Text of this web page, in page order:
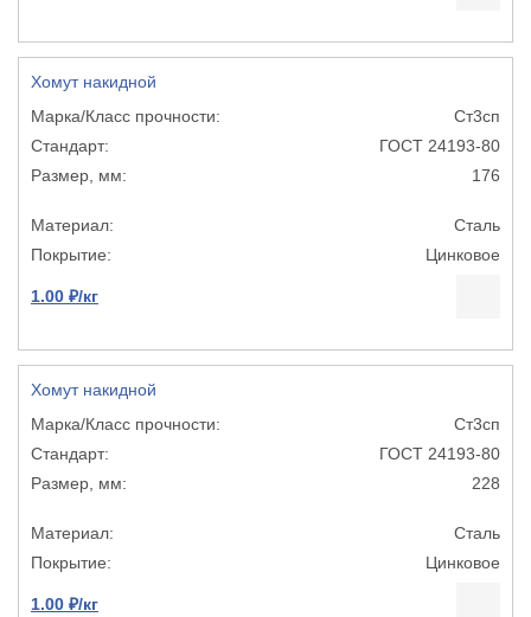
Хомут накидной
Ст3сп
ГОСТ 24193-80
176
Сталь
Цинковое
1.00 ₽/кг
Хомут накидной
Ст3сп
ГОСТ 24193-80
228
Сталь
Цинковое
1.00 ₽/кг